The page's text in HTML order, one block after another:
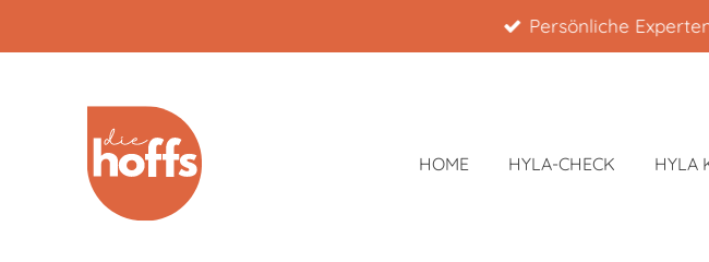
Hauptinhalt
Persönliche
HOME HYLA-CHECK HYLA